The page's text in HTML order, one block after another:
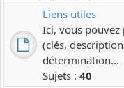
Liens utiles
Ici, vous
(clés,
détermination...
Sujets : 40